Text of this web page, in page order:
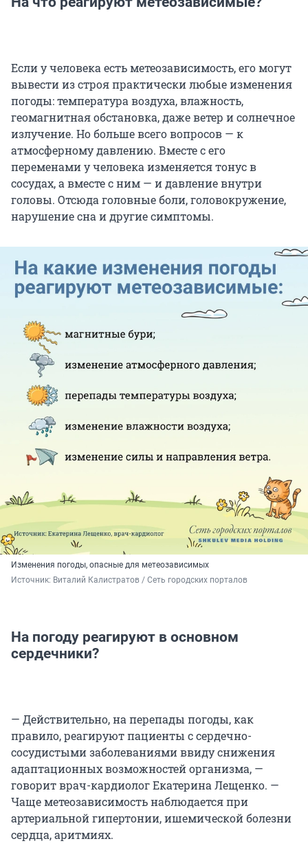
Если у человека есть метеозависимость, его могут
вывести из строя практически любые изменения
погоды: температура воздуха, влажность,
геомагнитная обстановка, даже ветер и солнечное
излучение. Но больше всего вопросов — к
атмосферному давлению. Вместе с его
переменами у человека изменяется тонус в
сосудах, а вместе с ним — и давление внутри
головы. Отсюда головные боли, головокружение,
нарушение сна и другие симптомы.
Изменения погоды, опасные для метеозависимых
Источник: Виталий Калистратов / Сеть городских порталов
На погоду реагируют в основном
сердечники?
— Действительно, на перепады погоды, как
правило, реагируют пациенты с сердечно-
сосудистыми заболеваниями ввиду снижения
адаптационных возможностей организма, —
говорит врач-кардиолог Екатерина Лещенко. —
Чаще метеозависимость наблюдается при
артериальной гипертонии, ишемической болезни
сердца, аритмиях.